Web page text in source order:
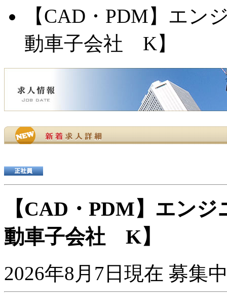
【CAD・PDM】エン
動車子会社 K】
【CAD・PDM】エン
動車子会社 K】
2026年8月7日現在 募集